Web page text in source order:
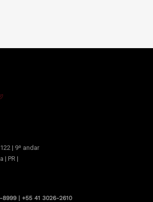
| 9º andar
| PR |
8999 | +55 41 3026-2610